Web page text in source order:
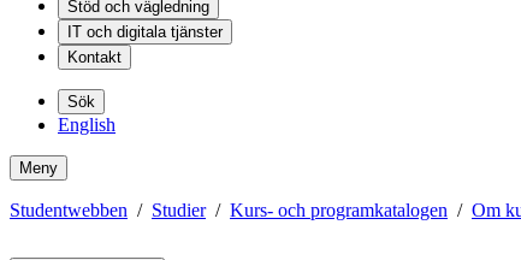
Stöd och vägledning
IT och digitala tjänster
Kontakt
Sök
English
Meny
Studentwebben Studier Kurs- och programkatalogen Om